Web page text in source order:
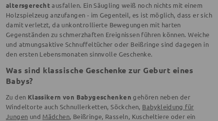
altersgerecht ausfallen. Ein Säugling weiß noch nichts mit einem
Holzspielzeug anzufangen - im Gegenteil, es ist möglich, dass er sich
damit verletzt, da unkontrollierte Bewegungen mit harten
Gegenständen zu schmerzhaften Ereignissen führen können. Weiche
und atmungsaktive Schnuffeltücher oder Beißringe sind dagegen in
den ersten Lebensmonaten sinnvolle Geschenke.
Was sind klassische Geschenke zur Geburt eines
Babys?
Zu den Klassikern von Babygeschenken gehören neben der
Windeltorte auch Schnullerketten, Söckchen, Babykleidung für
Jungen und Mädchen, Beißringe, Rasseln, Kuscheltiere oder ein